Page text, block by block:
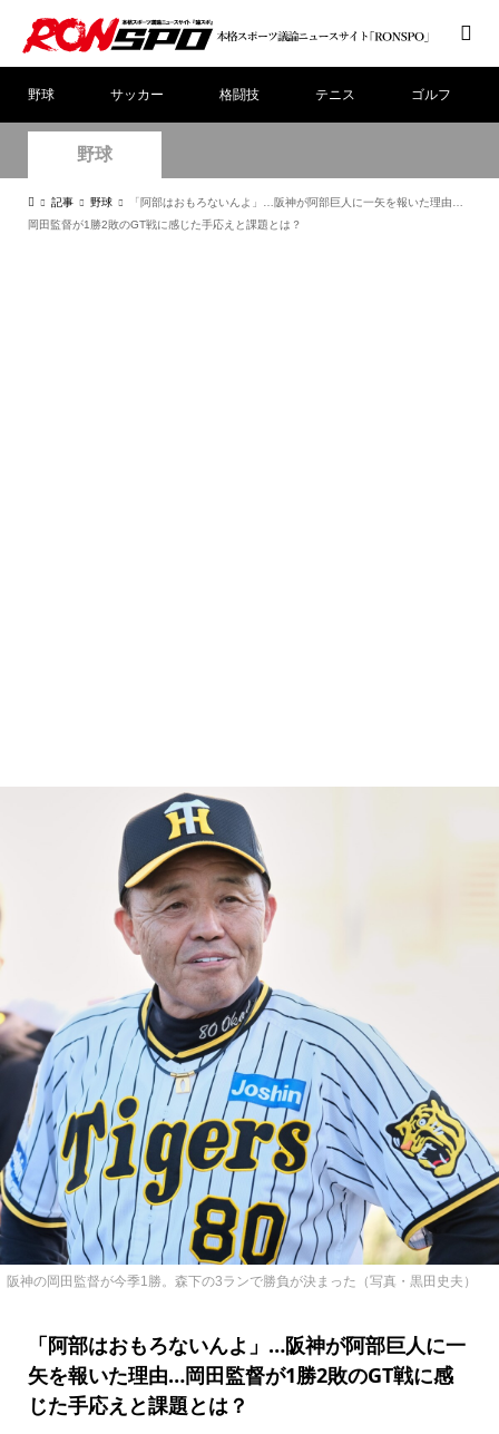
野球 サッカー 格闘技 テニス ゴルフ
野球
記事 野球
「阿部はおもろないんよ」…阪神が阿部巨人に一矢を報いた理由…
岡田監督が1勝2敗のGT戦に感じた手応えと課題とは？
阪神の岡田監督が今季1勝。森下の3ランで勝負が決まった（写真・黒田史夫）
「阿部はおもろないんよ」…阪神が阿部巨人に一
矢を報いた理由…岡田監督が1勝2敗のGT戦に感
じた手応えと課題とは？